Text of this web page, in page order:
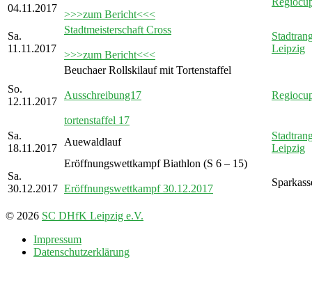
04.11.2017
>>>zum Bericht<<<
Sa.
11.11.2017
Stadtmeisterschaft Cross
>>>zum Bericht<<<
Leipzig
So.
12.11.2017
Beuchaer Rollskilauf mit Tortenstaffel
Ausschreibung17
tortenstaffel 17
Sa.
18.11.2017
Auewaldlauf
Leipzig
Sa.
30.12.2017
Eröffnungswettkampf Biathlon (S 6 – 15)
Eröffnungswettkampf 30.12.2017
© 2026 SC DHfK Leipzig e.V.
Impressum
Datenschutzerklärung